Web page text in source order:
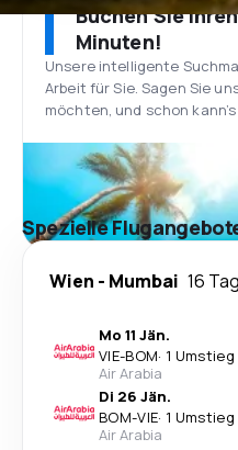
Buchen Sie
Minuten!
Unsere intelligente
Arbeit für Sie. Sagen Sie
möchten, und schon
Spezielle
Wien - Mumbai 16
Mo 11 Jän.
VIE-BOM· 1 Umstieg
Air Arabia
Di 26 Jän.
BOM-VIE· 1 Umstieg
Air Arabia